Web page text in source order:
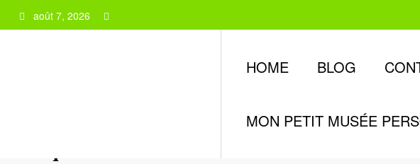
au
août 7, 2026
HOME BLOG
MON PETIT MUSÉE